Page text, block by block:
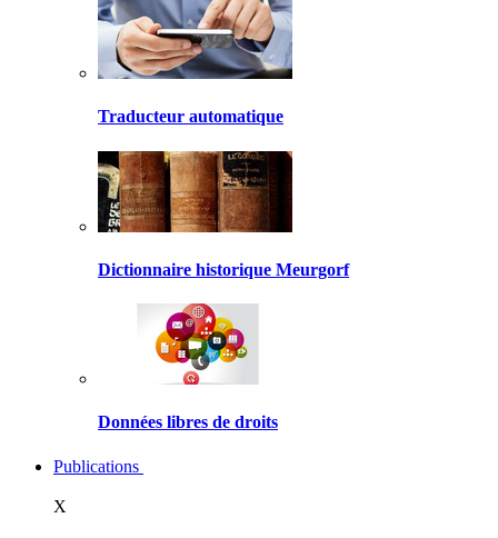
Traducteur automatique
Dictionnaire historique Meurgorf
Données libres de droits
Publications
X